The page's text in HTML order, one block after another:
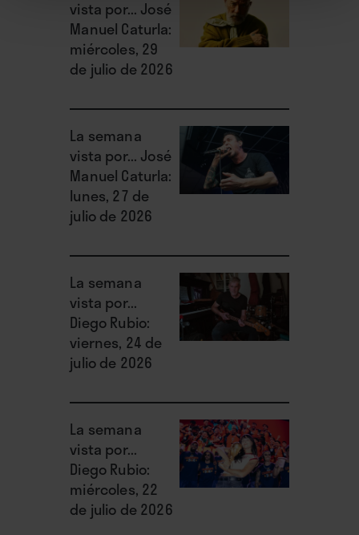
vista por... José
Manuel Caturla:
miércoles, 29
de julio de 2026
La semana
vista por... José
Manuel Caturla:
lunes, 27 de
julio de 2026
La semana
vista por...
Diego Rubio:
viernes, 24 de
julio de 2026
La semana
vista por...
Diego Rubio:
miércoles, 22
de julio de 2026